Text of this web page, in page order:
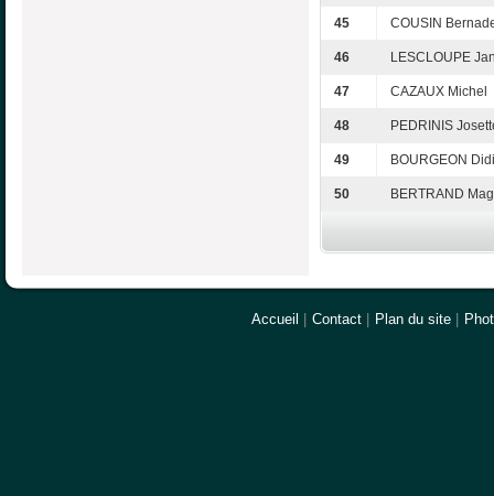
45 COUSIN
46 LESCLOUPE
47 CAZAUX Michel
48 PEDRINIS
49 BOURGEON
50 BERTRAND
Accueil Contact Plan du site